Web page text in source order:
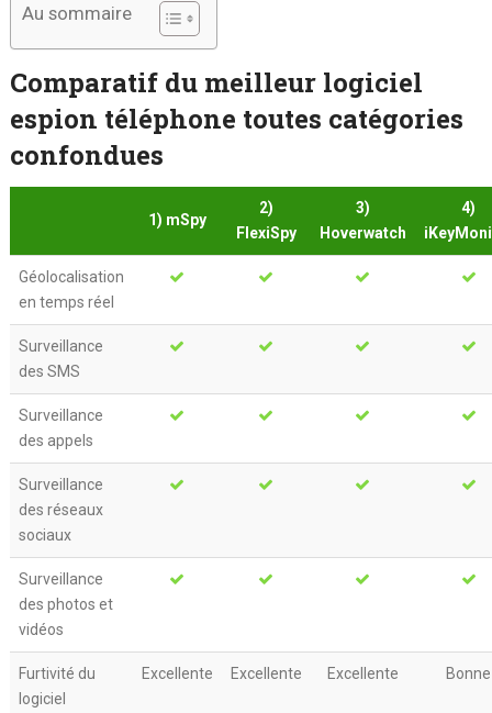
Au sommaire
Comparatif du meilleur logiciel
espion téléphone toutes catégories
confondues
1) mSpy
2)
FlexiSpy
3)
Hoverwatch
4)
Géolocalisation
en temps réel
Surveillance
des SMS
Surveillance
des appels
Surveillance
des réseaux
sociaux
Surveillance
des photos et
vidéos
Furtivité du
logiciel
Excellente Excellente Excellente Bonne